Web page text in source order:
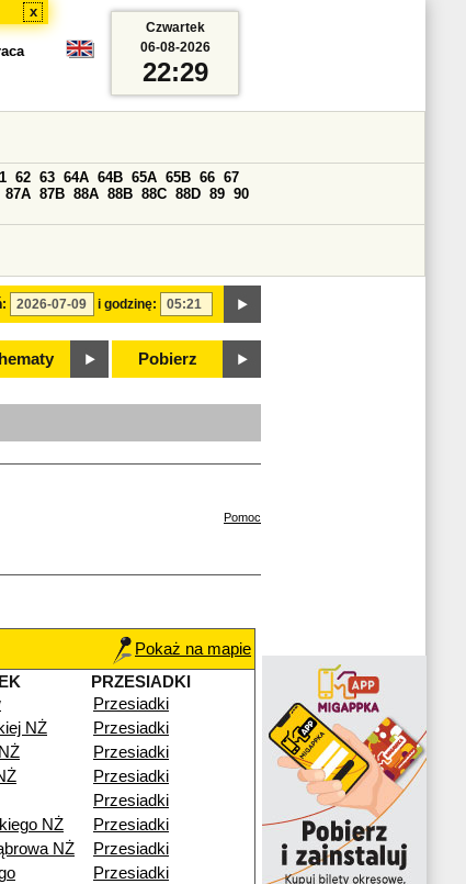
x
i godzinę:
62 63 64A 64B 65A 65B 66 67
87A 87B 88A 88B 88C 88D 89 90
Pobierz
Czwartek
06-08-2026
22:29
Pomoc
Pokaż na mapie
PRZESIADKI
Przesiadki
NŻ
Przesiadki
Przesiadki
Przesiadki
Przesiadki
NŻ
Przesiadki
NŻ
Przesiadki
Przesiadki